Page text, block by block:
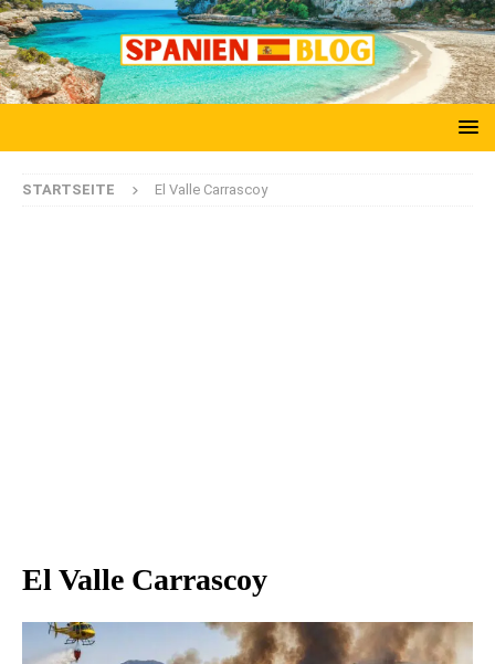
STARTSEITE El Valle Carrascoy
El Valle Carrascoy